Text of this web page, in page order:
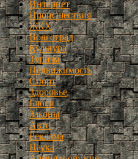
Интернет
Происшествия
ЖКХ
Волгоград
Культура
Туризм
Недвижимость
Спорт
Здоровье
Блоги
Законы
Авто
Реклама
Наука